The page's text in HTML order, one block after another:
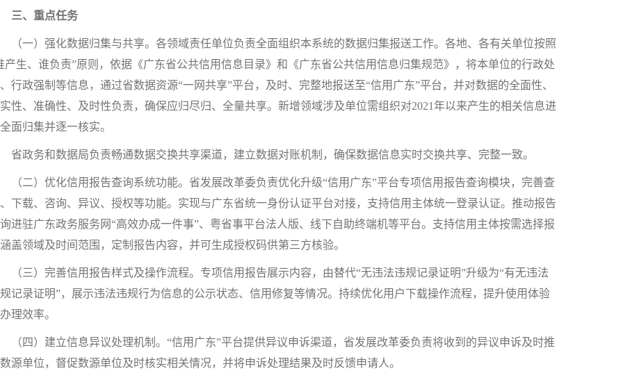
三、重点任务
一）强化数据归集与共享。各领域责任单位负责全面组织本系统的数据归集报送工作。各地、各有关单位按照
产生、谁负责”原则，依据《广东省公共信用信息目录》和《广东省公共信用信息归集规范》，将本单位的行政处
行政强制等信息，通过省数据资源“一网共享”平台，及时、完整地报送至“信用广东”平台，并对数据的全面性、
性、准确性、及时性负责，确保应归尽归、全量共享。新增领域涉及单位需组织对2021年以来产生的相关信息进
面归集并逐一核实。
政务和数据局负责畅通数据交换共享渠道，建立数据对账机制，确保数据信息实时交换共享、完整一致。
二）优化信用报告查询系统功能。省发展改革委负责优化升级“信用广东”平台专项信用报告查询模块，完善查
下载、咨询、异议、授权等功能。实现与广东省统一身份认证平台对接，支持信用主体统一登录认证。推动报告
进驻广东政务服务网“高效办成一件事”、粤省事平台法人版、线下自助终端机等平台。支持信用主体按需选择报
盖领域及时间范围，定制报告内容，并可生成授权码供第三方核验。
三）完善信用报告样式及操作流程。专项信用报告展示内容，由替代“无违法违规记录证明”升级为“有无违法
记录证明”，展示违法违规行为信息的公示状态、信用修复等情况。持续优化用户下载操作流程，提升使用体验
理效率。
四）建立信息异议处理机制。“信用广东”平台提供异议申诉渠道，省发展改革委负责将收到的异议申诉及时推
源单位，督促数源单位及时核实相关情况，并将申诉处理结果及时反馈申请人。